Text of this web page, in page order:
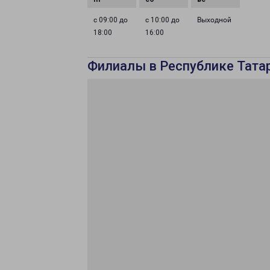
с 09:00 до
18:00
с 10:00 до
16:00
Выходной
Филиалы в Республике